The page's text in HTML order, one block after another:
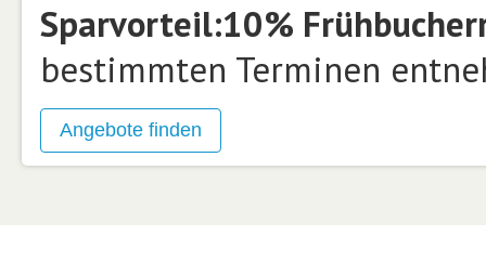
Sparvorteil:10%
bestimmten Terminen